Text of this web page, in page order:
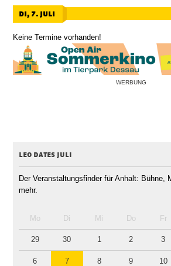
di, 7. juli
Keine Termine vorhanden!
WERBUNG
leo dates juli
Der Veranstaltungsfinder für Anhalt: Bühne,
mehr.
Mo Di Mi Do Fr
29 30 1 2 3
6 7 8 9 10